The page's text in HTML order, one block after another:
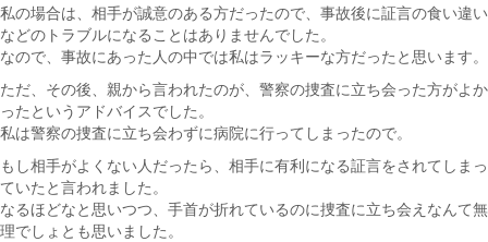
私の場合は、相手が誠意のある方だったので、事故後に証言の食い違い
などのトラブルになることはありませんでした。
なので、事故にあった人の中では私はラッキーな方だったと思います。
ただ、その後、親から言われたのが、警察の捜査に立ち会った方がよか
ったというアドバイスでした。
私は警察の捜査に立ち会わずに病院に行ってしまったので。
もし相手がよくない人だったら、相手に有利になる証言をされてしまっ
ていたと言われました。
なるほどなと思いつつ、手首が折れているのに捜査に立ち会えなんて無
理でしょとも思いました。